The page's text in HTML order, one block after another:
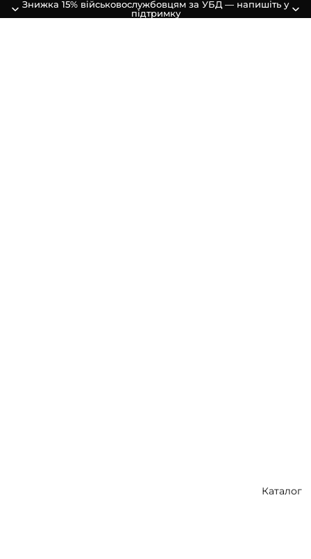
Знижка 15% військовослужбовцям за УБД — напишіть у
підтримку
Каталог